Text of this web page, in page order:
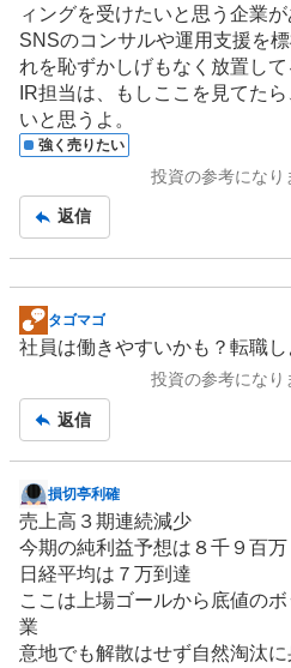
ィングを受けたいと思う企業が
SNSのコンサルや運用支援を
れを恥ずかしげもなく放置して
IR担当は、もしここを見てた
いと思うよ。
強く売りたい
投資の参考になり
返信
掲
示
事
タゴマゴ
社員は働きやすいかも？転職
投資の参考になり
返信
掲
示
板
記
事
損切亭利確
売上高３期連続減少
今期の純利益予想は８千９百万
日経平均は７万到達
ここは上場ゴールから底値の
業
意地でも解散はせず自然淘汰